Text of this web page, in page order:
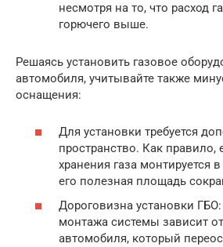
несмотря на то, что расход
горючего выше.
Решаясь установить газовое
автомобиля, учитывайте также
оснащения:
Для установки требуется
пространство. Как правило,
хранения газа монтируется
его полезная площадь
Дороговизна установки
монтажа системы зависит
автомобиля, который